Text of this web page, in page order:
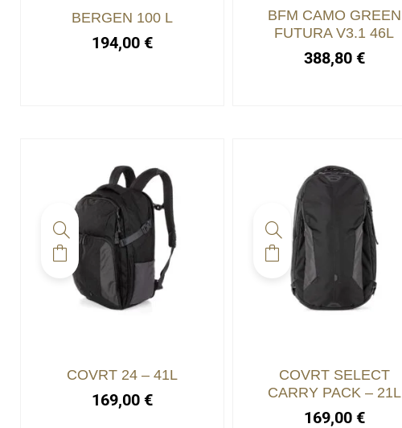
BERGEN 100 L
194,00 €
BFM CAMO GREEN
FUTURA V3.1 46L
388,80 €
COVRT 24 – 41L
169,00 €
COVRT SELECT
CARRY PACK – 21L
169,00 €